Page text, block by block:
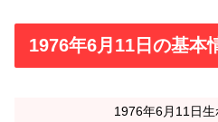
1976年6月11日の基本
1976年6月11日生